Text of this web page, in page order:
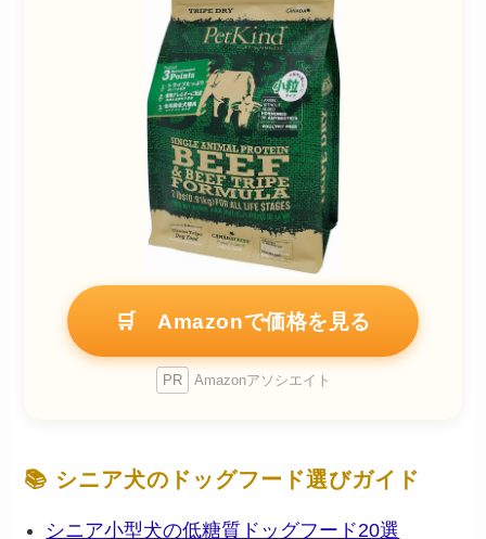
🛒 Amazonで価格を見る
PR Amazonアソシエイト
📚 シニア犬のドッグフード選びガイド
シニア小型犬の低糖質ドッグフード20選